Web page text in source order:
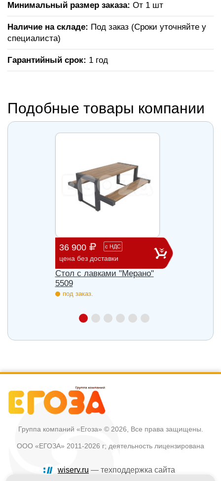
Минимальный размер заказа: От 1 шт
Наличие на складе: Под заказ (Сроки уточняйте у
специалиста)
Гарантийный срок: 1 год
Подобные товары компании
36 900 с НДС
цена без доставки
Стол с лавками "Мерано"
5509
под заказ.
Группа компаний «Егоза» © 2026, Все права защищены.
ООО «ЕГОЗА» 2011-2026 г; деятельность лицензирована
wiserv.ru — техподдержка сайта